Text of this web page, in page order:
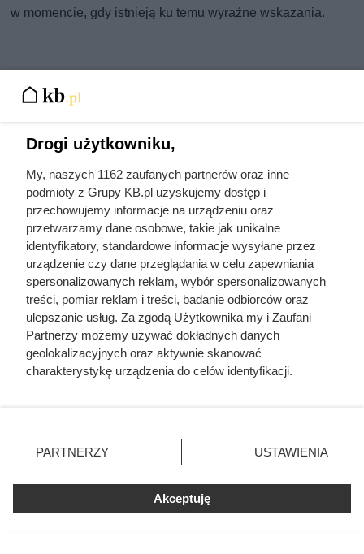
w momencie, gdy istnieją ku temu wyraźne wskazania.
Drogi użytkowniku,
My, naszych 1162 zaufanych partnerów oraz inne
podmioty z Grupy KB.pl uzyskujemy dostęp i
przechowujemy informacje na urządzeniu oraz
przetwarzamy dane osobowe, takie jak unikalne
identyfikatory, standardowe informacje wysyłane przez
urządzenie czy dane przeglądania w celu zapewniania
spersonalizowanych reklam, wybór spersonalizowanych
treści, pomiar reklam i treści, badanie odbiorców oraz
ulepszanie usług. Za zgodą Użytkownika my i Zaufani
Partnerzy możemy używać dokładnych danych
geolokalizacyjnych oraz aktywnie skanować
charakterystykę urządzenia do celów identyfikacji.
zmienić/wycofać klikając przycisk ustawień prywatności
znajdujący się w lewym dolnym rogu strony. Niektóre
użytkownika, ale masz prawo sprzeciwić się takiemu
przetwarzaniu. Preferencje będą miały zastosowania tylko
PARTNERZY USTAWIENIA
Akceptuję